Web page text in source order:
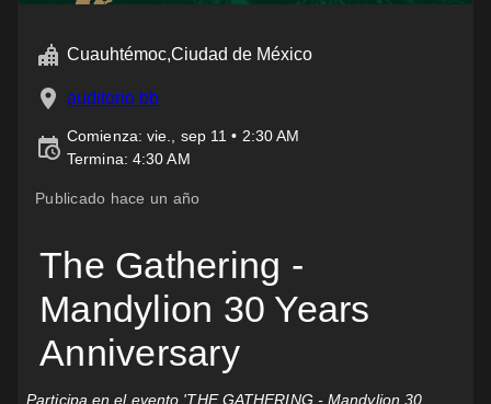
Cuauhtémoc,Ciudad de México
auditorio bb
Comienza: vie., sep 11 • 2:30 AM
Termina: 4:30 AM
Publicado hace un año
The Gathering -
Mandylion 30 Years
Anniversary
Participa en el evento 'THE GATHERING - Mandylion 30